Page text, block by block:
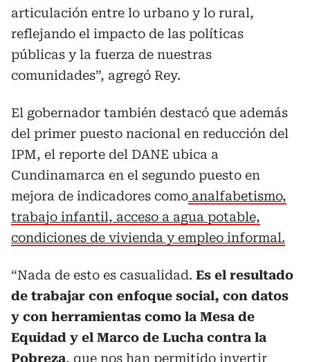
articulación entre lo urbano y lo rural,
reflejando el impacto de las políticas
públicas y la fuerza de nuestras
comunidades”, agregó Rey.
El gobernador también destacó que además
del primer puesto nacional en reducción del
IPM, el reporte del DANE ubica a
Cundinamarca en el segundo puesto en
mejora de indicadores como analfabetismo,
trabajo infantil, acceso a agua potable,
condiciones de vivienda y empleo informal.
“Nada de esto es casualidad. Es el resultado
de trabajar con enfoque social, con datos
y con herramientas como la Mesa de
Equidad y el Marco de Lucha contra la
Pobreza, que nos han permitido invertir